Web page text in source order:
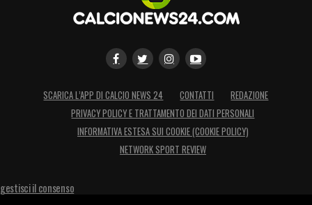
SCARICA L’APP DI CALCIO NEWS 24 CONTATTI
REDAZIONE
PRIVACY POLICY E TRATTAMENTO DEI DATI PERSONALI
INFORMATIVA ESTESA SUI COOKIE (COOKIE POLICY)
NETWORK SPORT REVIEW
gestisci il consenso